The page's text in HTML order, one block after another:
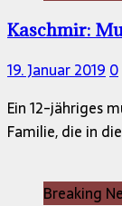
Kaschmir:
19. Januar 2019 0
Ein 12-jähriges
Familie, die in
Breaking